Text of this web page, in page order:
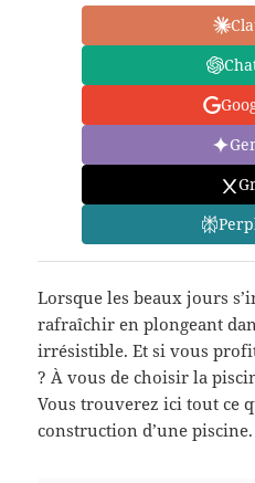
Lorsque les beaux jours
rafraîchir en plongeant
irrésistible. Et si vous
? À vous de choisir la
Vous trouverez ici tout ce
construction d’une piscine.